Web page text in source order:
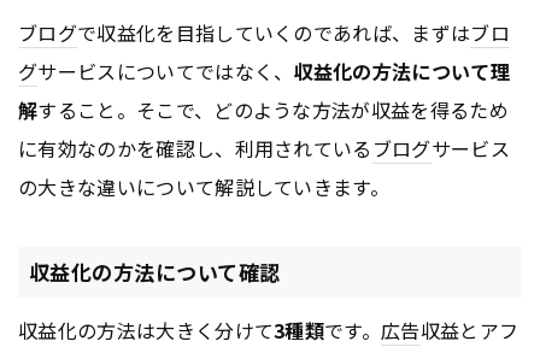
ブログで収益化を目指していくのであれば、まずはブロ
グサービスについてではなく、 収益化の方法について理
解すること。そこで、どのような方法が収益を得るため
に有効なのかを確認し、利用されている ブログサービス
の大きな違いについて解説していきます。
収益化の方法について確認
収益化の方法は大きく分けて3種類です。広告収益とアフ